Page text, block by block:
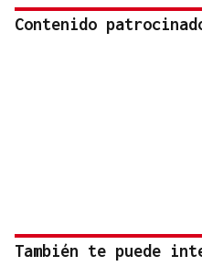
Contenido
También te puede